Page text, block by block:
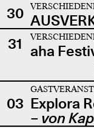
30
31 aha
03 Explora
– von